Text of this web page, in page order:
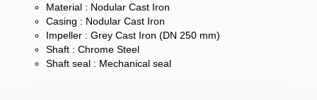
Material : Nodular Cast Iron
Casing : Nodular Cast Iron
Impeller : Grey Cast Iron (DN 250 mm)
Shaft : Chrome Steel
Shaft seal : Mechanical seal